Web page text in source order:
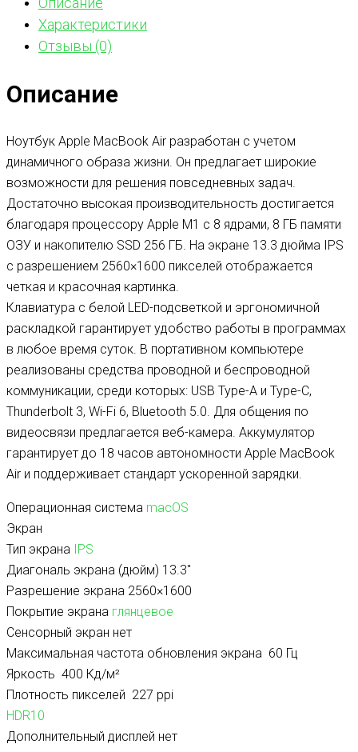
Характеристики
Отзывы (0)
Описание
Ноутбук Apple MacBook Air разработан с учетом
динамичного образа жизни. Он предлагает широкие
возможности для решения повседневных задач.
Достаточно высокая производительность достигается
благодаря процессору Apple M1 с 8 ядрами, 8 ГБ памяти
ОЗУ и накопителю SSD 256 ГБ. На экране 13.3 дюйма IPS
с разрешением 2560×1600 пикселей отображается
четкая и красочная картинка.
Клавиатура с белой LED-подсветкой и эргономичной
раскладкой гарантирует удобство работы в программах
в любое время суток. В портативном компьютере
реализованы средства проводной и беспроводной
коммуникации, среди которых: USB Type-A и Type-C,
Thunderbolt 3, Wi-Fi 6, Bluetooth 5.0. Для общения по
видеосвязи предлагается веб-камера. Аккумулятор
гарантирует до 18 часов автономности Apple MacBook
Air и поддерживает стандарт ускоренной зарядки.
Операционная система macOS
Экран
Тип экрана IPS
Диагональ экрана (дюйм) 13.3″
Разрешение экрана 2560×1600
Покрытие экрана глянцевое
Сенсорный экран нет
Максимальная частота обновления экрана 60 Гц
Яркость 400 Кд/м²
Плотность пикселей 227 ppi
HDR10
Дополнительный дисплей нет